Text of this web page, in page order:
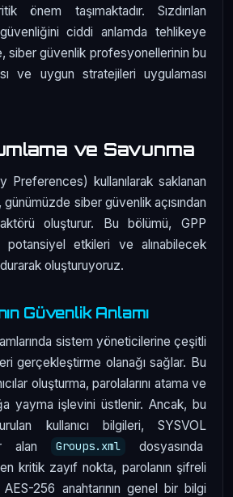
önem taşımaktadır. Sızdırılan
ciddi anlamda tehlikeye
siber güvenlik profesyonellerinin bu
ve uygun stratejileri uygulaması
ve Savunma
Preferences) kullanılarak saklanan
günümüzde siber güvenlik açısından
oluşturur. Bu bölümü, GPP
potansiyel etkileri ve alınabilecek
oluşturuyoruz.
Güvenlik Anlamı
sistem yöneticilerine çeşitli
gerçekleştirme olanağı sağlar. Bu
oluşturma, parolalarını atama ve
yayma işlevini üstlenir. Ancak, bu
kullanıcı bilgileri, SYSVOL
alan
Groups.xml
dosyasında
kritik zayıf nokta, parolanın şifreli
AES-256 anahtarının genel bir bilgi